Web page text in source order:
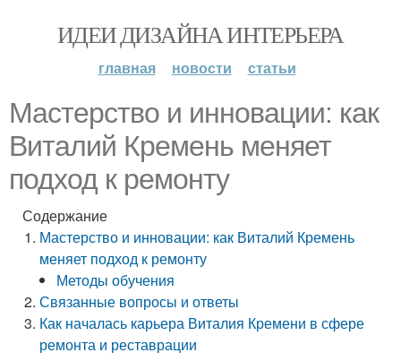
ИДЕИ ДИЗАЙНА ИНТЕРЬЕРА
главная новости статьи
Мастерство и инновации: как
Виталий Кремень меняет
подход к ремонту
Содержание
Мастерство и инновации: как Виталий Кремень
меняет подход к ремонту
Методы обучения
Связанные вопросы и ответы
Как началась карьера Виталия Кремени в сфере
ремонта и реставрации